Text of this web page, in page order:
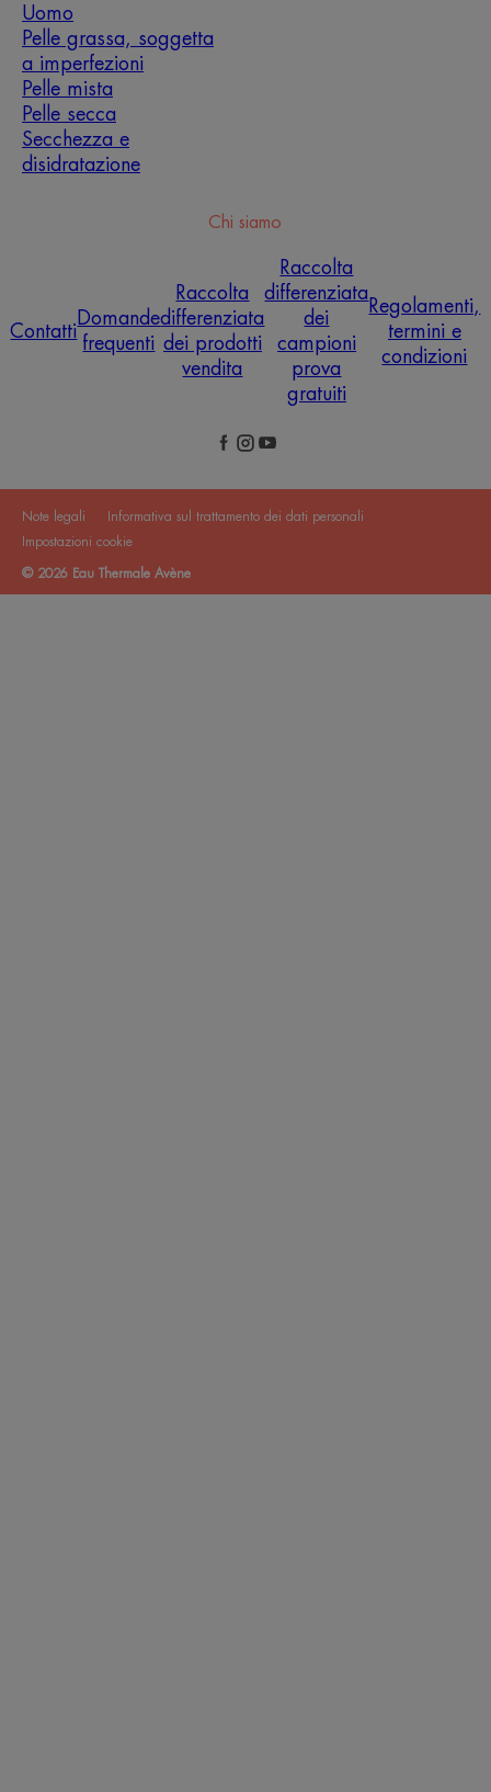
Uomo
Pelle grassa, soggetta
a imperfezioni
Pelle mista
Pelle secca
Secchezza e
disidratazione
Chi siamo
Contatti
Domande
frequenti
Raccolta
differenziata
dei prodotti
vendita
Raccolta
differenziata
dei
campioni
prova
gratuiti
Regolamenti,
termini e
condizioni
Note legali
Informativa sul trattamento dei dati personali
Impostazioni cookie
© 2026 Eau Thermale Avène